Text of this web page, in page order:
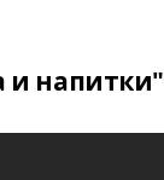
и напитки"